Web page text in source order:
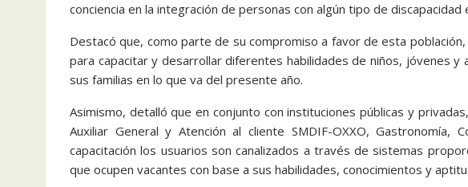
conciencia en la integración de personas con algún tipo de discapacidad
Destacó que, como parte de su compromiso a favor de esta
para capacitar y desarrollar diferentes habilidades de niños, jóvenes y
sus familias en lo que va del presente año.
Asimismo, detalló que en conjunto con instituciones públicas y
Auxiliar General y Atención al cliente SMDIF-OXXO, Gastronomía,
capacitación los usuarios son canalizados a través de sistemas
que ocupen vacantes con base a sus habilidades, conocimientos y